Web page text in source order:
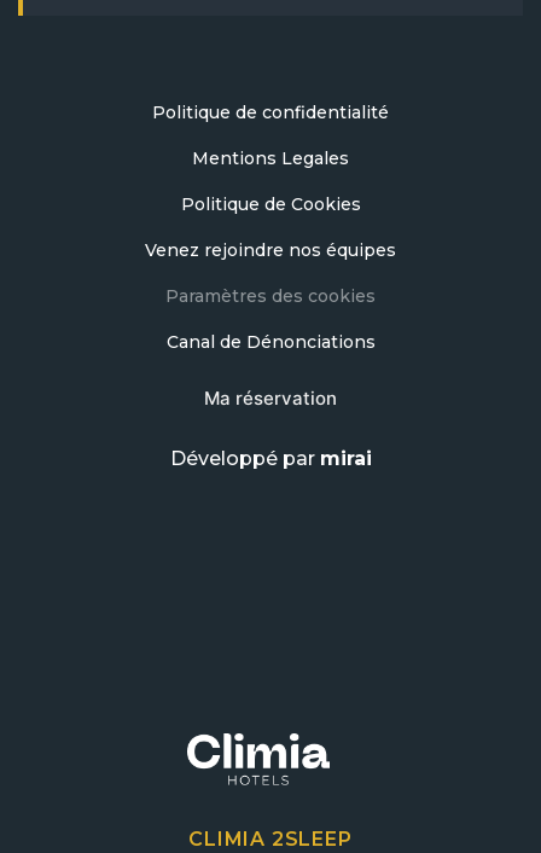
Politique de confidentialité
Mentions Legales
Politique de Cookies
Venez rejoindre nos équipes
Paramètres des cookies
Canal de Dénonciations
Ma réservation
Développé par mirai
CLIMIA 2SLEEP